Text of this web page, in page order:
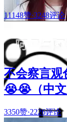
11148赞·3248评论
不会察言观
😭😭（中文
3350赞·2226评论